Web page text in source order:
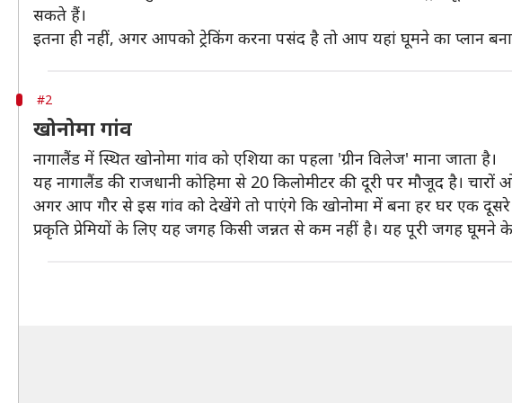
सकते हैं।
इतना ही नहीं, अगर आपको ट्रेकिंग करना पसंद है तो आप यहां घूमने का प्लान
#2
खोनोमा गांव
नागालैंड में स्थित खोनोमा गांव को एशिया का पहला 'ग्रीन विलेज' माना जाता है।
यह नागालैंड की राजधानी कोहिमा से 20 किलोमीटर की दूरी पर मौजूद है।
अगर आप गौर से इस गांव को देखेंगे तो पाएंगे कि खोनोमा में बना हर घर एक
प्रकृति प्रेमियों के लिए यह जगह किसी जन्नत से कम नहीं है। यह पूरी जगह घूमने